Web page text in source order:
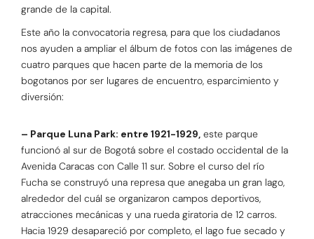
grande de la capital.
Este año la convocatoria regresa, para que los ciudadanos
nos ayuden a ampliar el álbum de fotos con las imágenes de
cuatro parques que hacen parte de la memoria de los
bogotanos por ser lugares de encuentro, esparcimiento y
diversión:
– Parque Luna Park: entre 1921-1929, este parque
funcionó al sur de Bogotá sobre el costado occidental de la
Avenida Caracas con Calle 11 sur. Sobre el curso del río
Fucha se construyó una represa que anegaba un gran lago,
alrededor del cuál se organizaron campos deportivos,
atracciones mecánicas y una rueda giratoria de 12 carros.
Hacia 1929 desapareció por completo, el lago fue secado y